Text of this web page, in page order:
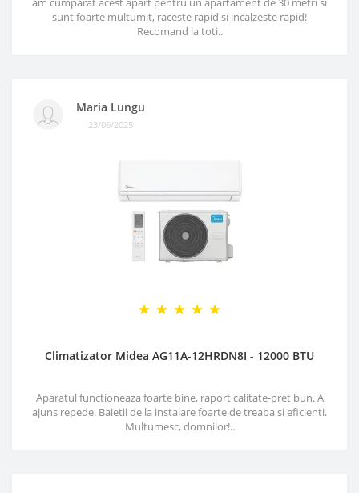
sunt foarte multumit, raceste rapid si incalzeste rapid!
Recomand la toti..
Maria Lungu
23/06/2025
Climatizator Midea AG11A-12HRDN8I - 12000 BTU
Aparatul functioneaza foarte bine, raport calitate-pret bun. A
ajuns repede. Baietii de la instalare foarte de treaba si eficienti.
Multumesc, domnilor!..